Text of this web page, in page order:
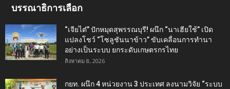
บรรณาธิการเลือก
“เจียไต๋” ปักหมุดสุพรรณบุรี! ผนึก “นาเฮียใช้” เปิด
แปลงโชว์ “โซลูชันนาข้าว” ขับเคลื่อนการทำนา
อย่างเป็นระบบ ยกระดับเกษตรกรไทย
สิงหาคม 8, 2026
กยท. ผนึก 4 หน่วยงาน 3 ประเทศ ลงนามวิจัย “ระบบ